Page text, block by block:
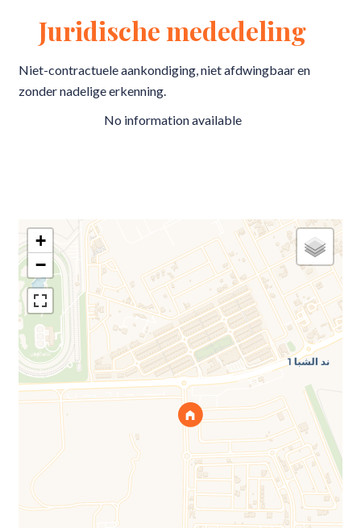
Juridische mededeling
Niet-contractuele aankondiging, niet afdwingbaar en
zonder nadelige erkenning.
No information available
+
−